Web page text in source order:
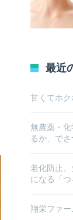
最近
甘くてホ
無農薬・
るか」で
老化防止
になる「つ
翔栄ファー